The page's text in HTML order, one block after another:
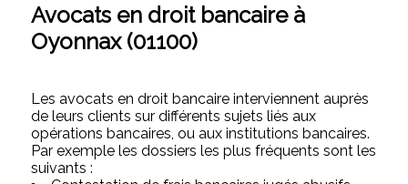
Avocats en droit bancaire à
Oyonnax (01100)
Les avocats en droit bancaire interviennent auprès
de leurs clients sur différents sujets liés aux
opérations bancaires, ou aux institutions bancaires.
Par exemple les dossiers les plus fréquents sont les
suivants :